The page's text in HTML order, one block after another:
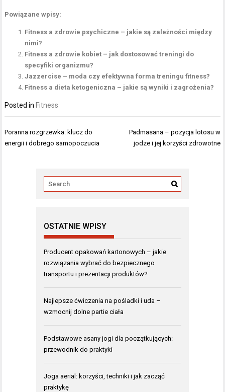
Powiązane wpisy:
Fitness a zdrowie psychiczne – jakie są zależności między
nimi?
Fitness a zdrowie kobiet – jak dostosować treningi do
specyfiki organizmu?
Jazzercise – moda czy efektywna forma treningu fitness?
Fitness a dieta ketogeniczna – jakie są wyniki i zagrożenia?
Posted in Fitness
Nawigacja
wpisu
Poranna rozgrzewka: klucz do
energii i dobrego samopoczucia
Padmasana – pozycja lotosu w
jodze i jej korzyści zdrowotne
OSTATNIE WPISY
Producent opakowań kartonowych – jakie
rozwiązania wybrać do bezpiecznego
transportu i prezentacji produktów?
Najlepsze ćwiczenia na pośladki i uda –
wzmocnij dolne partie ciała
Podstawowe asany jogi dla początkujących:
przewodnik do praktyki
Joga aerial: korzyści, techniki i jak zacząć
praktykę